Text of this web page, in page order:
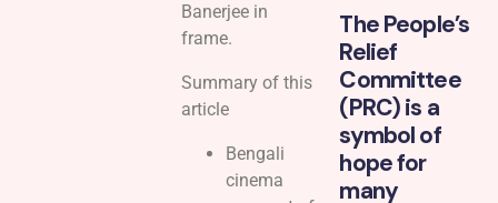
Banerjee in
frame.
Summary of this
article
Bengali
cinema
The People’s
Relief
Committee
(PRC) is a
symbol of
hope for
many